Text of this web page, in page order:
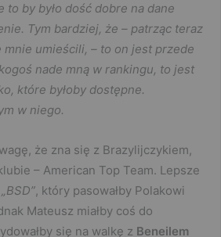
to by było dość dobre na dane
Tym bardziej, że – patrząc teraz
umieścili, – to on jest przede
nade mną w rankingu, to jest
które byłoby dostępne.
w niego.
że zna się z Brazylijczykiem,
– American Top Team. Lepsze
„BSD”, który pasowałby Polakowi
Mateusz miałby coś do
się na walkę z Beneilem